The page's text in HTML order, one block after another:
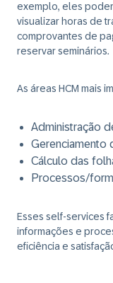
exemplo, eles
visualizar horas de
comprovantes de
reservar seminários.
As áreas HCM mais
Administração
Gerenciamento
Cálculo das
Processos/
Esses self-services
informações e
eficiência e